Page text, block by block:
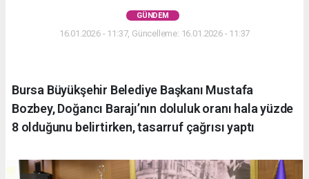
GÜNDEM
16.01.2026 - 11:37, Güncelleme: 16.01.2026 - 11:37
Bursa Büyükşehir Belediye Başkanı Mustafa
Bozbey, Doğancı Barajı’nın doluluk oranı hala yüzde
8 olduğunu belirtirken, tasarruf çağrısı yaptı